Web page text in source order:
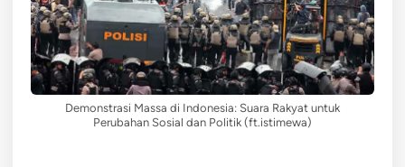
Demonstrasi Massa di Indonesia: Suara Rakyat untuk
Perubahan Sosial dan Politik (ft.istimewa)